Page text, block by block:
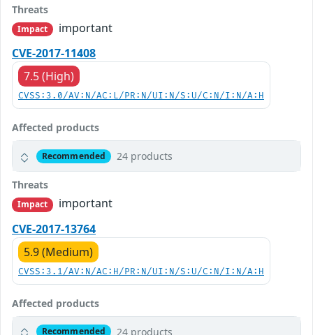
Threats
Impact
important
CVE-2017-11408
7.5 (High)
CVSS:3.0/AV:N/AC:L/PR:N/UI:N/S:U/C:N/I:N/A:H
Affected products
Recommended 24 products
Threats
Impact
important
CVE-2017-13764
5.9 (Medium)
CVSS:3.1/AV:N/AC:H/PR:N/UI:N/S:U/C:N/I:N/A:H
Affected products
Recommended 24 products